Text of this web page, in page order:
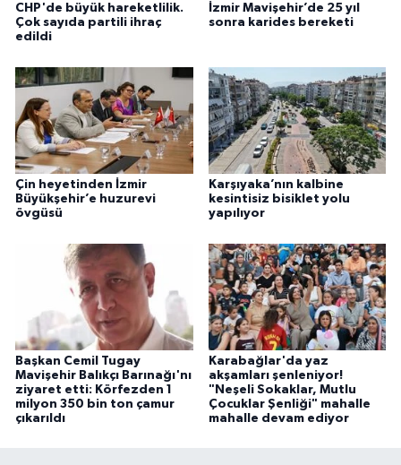
CHP'de büyük hareketlilik.
Çok sayıda partili ihraç
edildi
İzmir Mavişehir’de 25 yıl
sonra karides bereketi
Çin heyetinden İzmir
Büyükşehir’e huzurevi
övgüsü
Karşıyaka’nın kalbine
kesintisiz bisiklet yolu
yapılıyor
Başkan Cemil Tugay
Mavişehir Balıkçı Barınağı'nı
ziyaret etti: Körfezden 1
milyon 350 bin ton çamur
çıkarıldı
Karabağlar'da yaz
akşamları şenleniyor!
"Neşeli Sokaklar, Mutlu
Çocuklar Şenliği" mahalle
mahalle devam ediyor